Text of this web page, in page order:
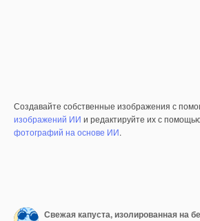
Создавайте собственные изображения с
изображений ИИ и редактируйте их с
фотографий на основе ИИ.
Свежая капуста, изолированная на